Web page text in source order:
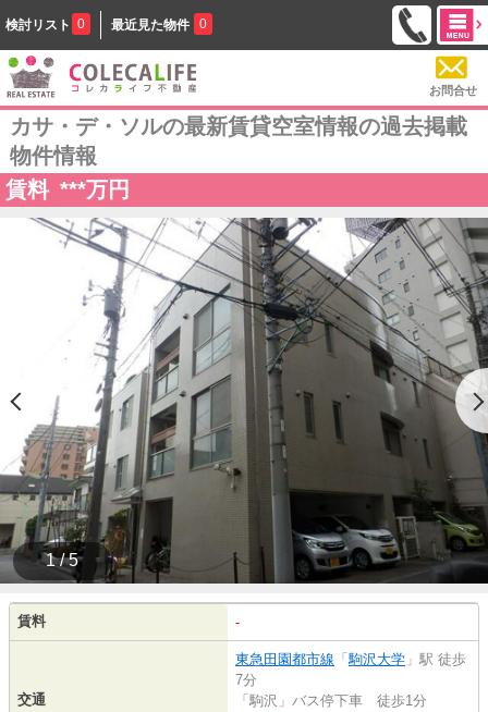
検討リスト 0 最近見た物件 0
お問合せ
カサ・デ・ソルの最新賃貸空室情報の過去掲載
物件情報
賃料 ***万円
1 / 5
賃料 -
交通
東急田園都市線 「駒沢大学 」駅 徒歩
7分
「駒沢」バス停下車 徒歩1分